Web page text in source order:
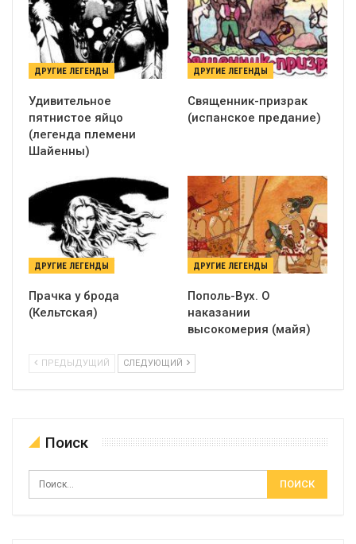
ДРУГИЕ ЛЕГЕНДЫ
Удивительное
пятнистое яйцо
(легенда племени
Шайенны)
ДРУГИЕ ЛЕГЕНДЫ
Священник-призрак
(испанское предание)
ДРУГИЕ ЛЕГЕНДЫ
Прачка у брода
(Кельтская)
ДРУГИЕ ЛЕГЕНДЫ
Пополь-Вух. О
наказании
высокомерия (майя)
ПРЕДЫДУЩИЙ СЛЕДУЮЩИЙ
Поиск